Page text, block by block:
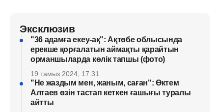
Эксклюзив
"36 адамға екеу-ақ": Ақтөбе облысында
ерекше қорғалатын аймақты қарайтын
орманшыларда көлік тапшы (фото)
19 тамыз 2024, 17:31
"Не жаздым мен, жаным, саған": Өктем
Алтаев өзін тастап кеткен ғашығы туралы
айтты